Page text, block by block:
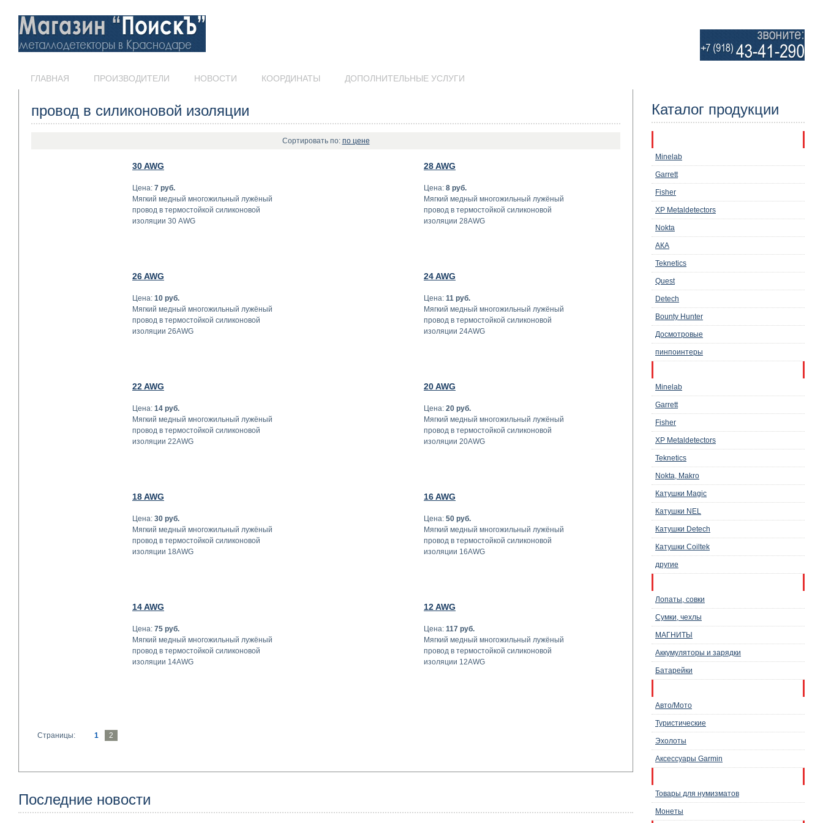
ГЛАВНАЯ ПРОИЗВОДИТЕЛИ НОВОСТИ КООРДИНАТЫ ДОПОЛНИТЕЛЬНЫЕ УСЛУГИ
провод в силиконовой изоляции
Сортировать по: по цене
30 AWG
Цена: 7 руб.
Мягкий медный многожильный лужёный
провод в термостойкой силиконовой
изоляции 30 AWG
28 AWG
Цена: 8 руб.
Мягкий медный многожильный лужёный
провод в термостойкой силиконовой
изоляции 28AWG
26 AWG
Цена: 10 руб.
Мягкий медный многожильный лужёный
провод в термостойкой силиконовой
изоляции 26AWG
24 AWG
Цена: 11 руб.
Мягкий медный многожильный лужёный
провод в термостойкой силиконовой
изоляции 24AWG
22 AWG
Цена: 14 руб.
Мягкий медный многожильный лужёный
провод в термостойкой силиконовой
изоляции 22AWG
20 AWG
Цена: 20 руб.
Мягкий медный многожильный лужёный
провод в термостойкой силиконовой
изоляции 20AWG
18 AWG
Цена: 30 руб.
Мягкий медный многожильный лужёный
провод в термостойкой силиконовой
изоляции 18AWG
16 AWG
Цена: 50 руб.
Мягкий медный многожильный лужёный
провод в термостойкой силиконовой
изоляции 16AWG
14 AWG
Цена: 75 руб.
Мягкий медный многожильный лужёный
провод в термостойкой силиконовой
изоляции 14AWG
12 AWG
Цена: 117 руб.
Мягкий медный многожильный лужёный
провод в термостойкой силиконовой
изоляции 12AWG
Страницы: 1 2
Последние новости
Каталог продукции
Minelab
Garrett
Fisher
XP Metaldetectors
Nokta
АКА
Teknetics
Quest
Detech
Bounty Hunter
Досмотровые
пинпоинтеры
Minelab
Garrett
Fisher
XP Metaldetectors
Teknetics
Nokta, Makro
Катушки Magic
Катушки NEL
Катушки Detech
Катушки Coiltek
другие
Лопаты, совки
Сумки, чехлы
МАГНИТЫ
Аккумуляторы и зарядки
Батарейки
Авто/Мото
Туристические
Эхолоты
Аксессуары Garmin
Товары для нумизматов
Монеты